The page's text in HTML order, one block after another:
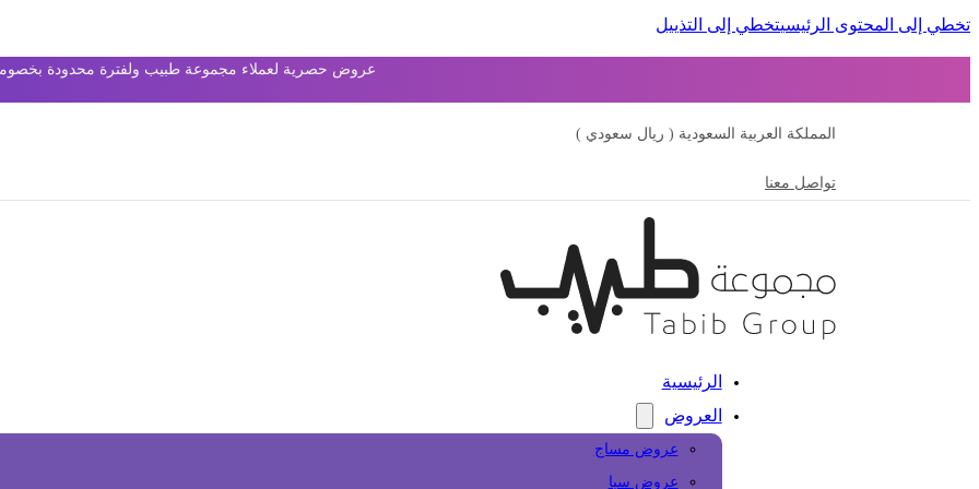
تخطي إلى المحتوى الرئيسيتخطي إلى التذييل
عروض حصرية لعملاء مجموعة طبيب ولفترة محدودة بخصومات
المملكة العربية السعودية ( ريال سعودي )
تواصل معنا
الرئيسية
العروض
عروض مساج
عروض سبا